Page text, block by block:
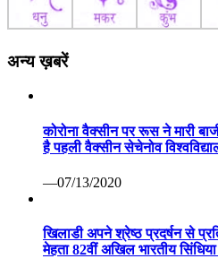
अन्य ख़बरें
कोरोना वैक्सीन पर रूस ने मारी
है पहली वैक्सीन सेचेनोव
—07/13/2020
खिलाडी अपने श्रेष्ठ प्रदर्षन से
मेहता 82वीं अखिल भारतीय सिंधिया